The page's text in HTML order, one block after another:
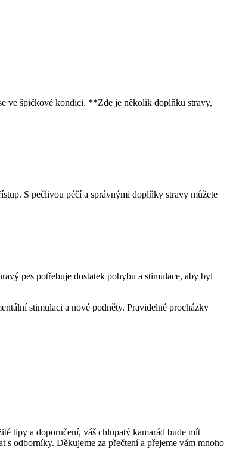
ve špičkové kondici. **Zde je několik doplňků stravy,
S pečlivou péčí a správnými doplňky stravy můžete
pes potřebuje dostatek pohybu a stimulace, aby byl
stimulaci a nové podněty. Pravidelné procházky
tipy a doporučení, váš chlupatý kamarád bude mít
odborníky. Děkujeme za přečtení a přejeme vám mnoho